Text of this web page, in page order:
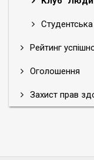
Студентська
Рейтинг
Оголошення
Захист прав